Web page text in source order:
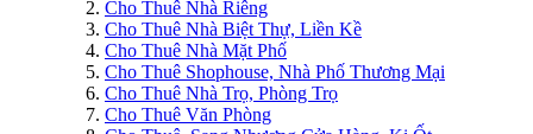
Cho Thuê Nhà Riêng
Cho Thuê Nhà Biệt Thự, Liền Kề
Cho Thuê Nhà Mặt Phố
Cho Thuê Shophouse, Nhà Phố Thương Mại
Cho Thuê Nhà Trọ, Phòng Trọ
Cho Thuê Văn Phòng